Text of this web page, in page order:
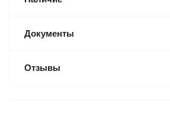
Документы
Отзывы